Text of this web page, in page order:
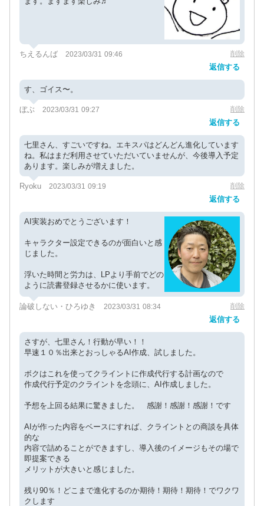
ちえるんば 2023/03/31 09:46 削除
返信する
す、ゴイス〜。
ぼぶ 2023/03/31 09:27 削除
返信する
七里さん、すごいですね。エキスパはどんどん進化しています
ね。私はまだ利用させていただいていませんが、今後導入予定
あります。楽しみが増えました。
Ryoku 2023/03/31 09:19 削除
返信する
AI実装おめでとうございます！
キャラクター設定できるのが面白いと感
じました。
浮いた時間と労力は、LPより手前でどの
ように読書登録させるかに使います。
論破しない・ひろゆき 2023/03/31 08:34 削除
返信する
さすが、七里さん！行動が早い！！
早速１０％出来とおっしゃるAI作成、試しました。
ボクはこれを使ってクライントに作成代行する計画なので
作成代行予定のクライントを念頭に、AI作成しました。
予想を上回る結果に驚きました。 感謝！感謝！感謝！です
AIが作った内容をベースにすれば、クライントとの商談を具体
的な
内容で詰めることができますし、導入後のイメージもその場で
即提案できる
メリットが大きいと感じました。
残り90％！どこまで進化するのか期待！期待！期待！でワクワ
クします